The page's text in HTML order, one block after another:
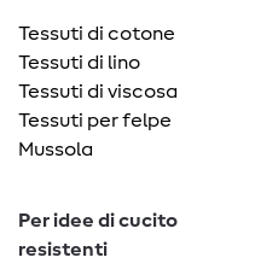
Tessuti di cotone
Tessuti di lino
Tessuti di viscosa
Tessuti per felpe
Mussola
Per idee di cucito
resistenti